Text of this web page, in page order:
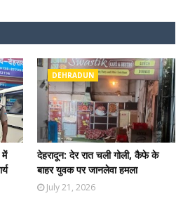
DEHRADUN
देहरादून: देर रात चली गोली, कैफे के
बाहर युवक पर जानलेवा हमला
July 21, 2026